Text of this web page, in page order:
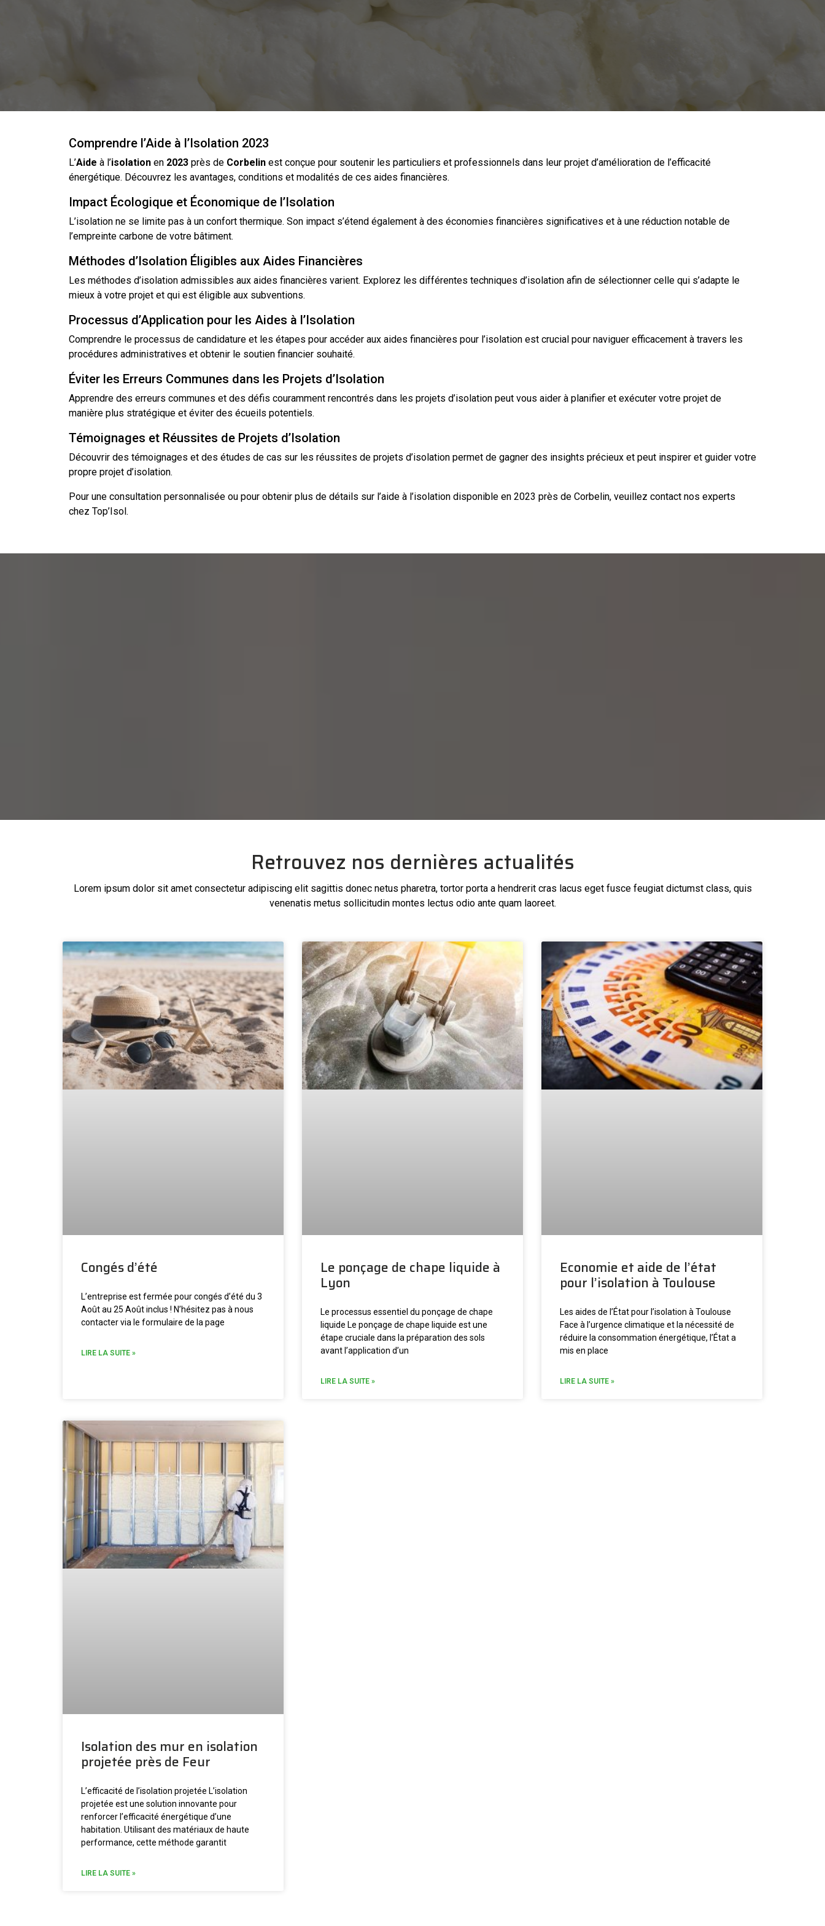
Comprendre l’Aide à l’Isolation 2023
L’Aide à l’isolation en 2023 près de Corbelin est conçue pour soutenir les particuliers et professionnels dans leur projet d’amélioration de l’efficacité
énergétique. Découvrez les avantages, conditions et modalités de ces aides financières.
Impact Écologique et Économique de l’Isolation
L’isolation ne se limite pas à un confort thermique. Son impact s’étend également à des économies financières significatives et à une réduction notable de
l’empreinte carbone de votre bâtiment.
Méthodes d’Isolation Éligibles aux Aides Financières
Les méthodes d’isolation admissibles aux aides financières varient. Explorez les différentes techniques d’isolation afin de sélectionner celle qui s’adapte le
mieux à votre projet et qui est éligible aux subventions.
Processus d’Application pour les Aides à l’Isolation
Comprendre le processus de candidature et les étapes pour accéder aux aides financières pour l’isolation est crucial pour naviguer efficacement à travers les
procédures administratives et obtenir le soutien financier souhaité.
Éviter les Erreurs Communes dans les Projets d’Isolation
Apprendre des erreurs communes et des défis couramment rencontrés dans les projets d’isolation peut vous aider à planifier et exécuter votre projet de
manière plus stratégique et éviter des écueils potentiels.
Témoignages et Réussites de Projets d’Isolation
Découvrir des témoignages et des études de cas sur les réussites de projets d’isolation permet de gagner des insights précieux et peut inspirer et guider votre
propre projet d’isolation.
Pour une consultation personnalisée ou pour obtenir plus de détails sur l’aide à l’isolation disponible en 2023 près de Corbelin, veuillez contact nos experts
chez Top’Isol.
Retrouvez nos dernières actualités
Lorem ipsum dolor sit amet consectetur adipiscing elit sagittis donec netus pharetra, tortor porta a hendrerit cras lacus eget fusce feugiat dictumst class, quis
venenatis metus sollicitudin montes lectus odio ante quam laoreet.
Congés d’été
L’entreprise est fermée pour congés d’été du 3
Août au 25 Août inclus ! N’hésitez pas à nous
contacter via le formulaire de la page
LIRE LA SUITE »
Le ponçage de chape liquide à
Lyon
Le processus essentiel du ponçage de chape
liquide Le ponçage de chape liquide est une
étape cruciale dans la préparation des sols
avant l’application d’un
LIRE LA SUITE »
Economie et aide de l’état
pour l’isolation à Toulouse
Les aides de l’État pour l’isolation à Toulouse
Face à l’urgence climatique et la nécessité de
réduire la consommation énergétique, l’État a
mis en place
LIRE LA SUITE »
Isolation des mur en isolation
projetée près de Feur
L’efficacité de l’isolation projetée L’isolation
projetée est une solution innovante pour
renforcer l’efficacité énergétique d’une
habitation. Utilisant des matériaux de haute
performance, cette méthode garantit
LIRE LA SUITE »